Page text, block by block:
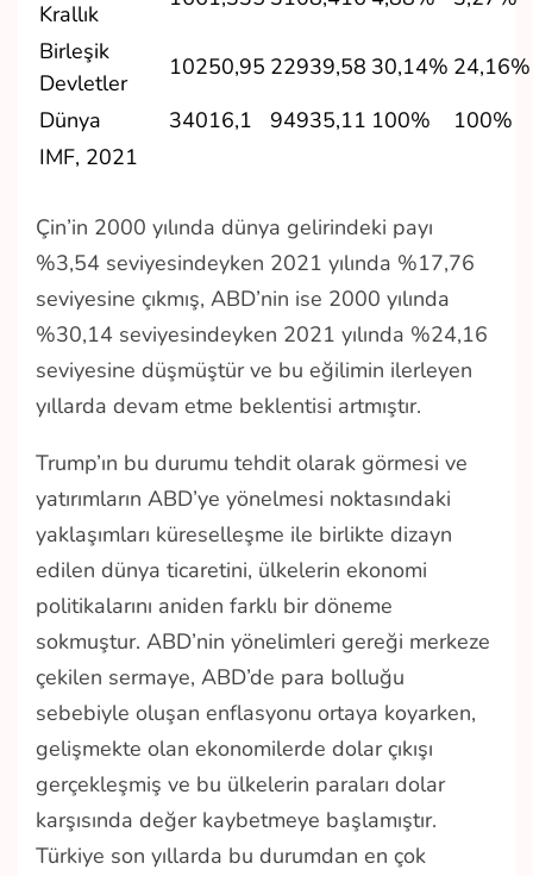
Krallık
Birleşik
Devletler
10250,95 22939,58 30,14% 24,16%
Dünya
34016,1 94935,11 100%
100%
IMF, 2021
Çin’in 2000 yılında dünya gelirindeki payı
%3,54 seviyesindeyken 2021 yılında %17,76
seviyesine çıkmış, ABD’nin ise 2000 yılında
%30,14 seviyesindeyken 2021 yılında %24,16
seviyesine düşmüştür ve bu eğilimin ilerleyen
yıllarda devam etme beklentisi artmıştır.
Trump’ın bu durumu tehdit olarak görmesi ve
yatırımların ABD’ye yönelmesi noktasındaki
yaklaşımları küreselleşme ile birlikte dizayn
edilen dünya ticaretini, ülkelerin ekonomi
politikalarını aniden farklı bir döneme
sokmuştur. ABD’nin yönelimleri gereği merkeze
çekilen sermaye, ABD’de para bolluğu
sebebiyle oluşan enflasyonu ortaya koyarken,
gelişmekte olan ekonomilerde dolar çıkışı
gerçekleşmiş ve bu ülkelerin paraları dolar
karşısında değer kaybetmeye başlamıştır.
Türkiye son yıllarda bu durumdan en çok